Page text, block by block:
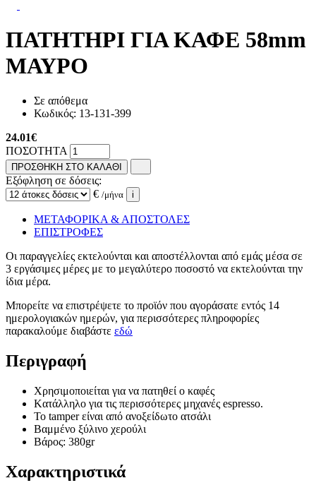
ΠΑΤΗΤΗΡΙ ΓΙΑ ΚΑΦΕ 58mm
ΜΑΥΡΟ
Σε απόθεμα
Κωδικός: 13-131-399
24.01€
ΠΟΣΟΤΗΤΑ
ΠΡΟΣΘΗΚΗ ΣΤΟ ΚΑΛΑΘΙ
Εξόφληση σε δόσεις:
€ /μήνα i
ΜΕΤΑΦΟΡΙΚΑ & ΑΠΟΣΤΟΛΕΣ
ΕΠΙΣΤΡΟΦΕΣ
Οι παραγγελίες εκτελούνται και αποστέλλονται από εμάς μέσα σε
3 εργάσιμες μέρες με το μεγαλύτερο ποσοστό να εκτελούνται την
ίδια μέρα.
Μπορείτε να επιστρέψετε το προϊόν που αγοράσατε εντός 14
ημερολογιακών ημερών, για περισσότερες πληροφορίες
παρακαλούμε διαβάστε εδώ
Περιγραφή
Χρησιμοποιείται για να πατηθεί ο καφές
Kατάλληλο για τις περισσότερες μηχανές espresso.
Το tamper είναι από ανοξείδωτο ατσάλι
Βαμμένο ξύλινο χερούλι
Βάρος: 380gr
Χαρακτηριστικά